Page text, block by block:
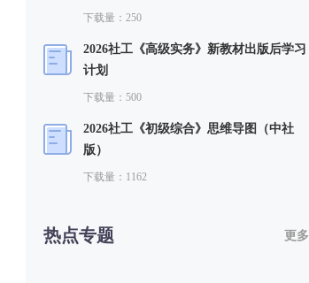
下载量：250
2026社工《高级实务》新教材出版后学习
计划
下载量：500
2026社工《初级综合》思维导图（中社
版）
下载量：1162
热点专题 更多